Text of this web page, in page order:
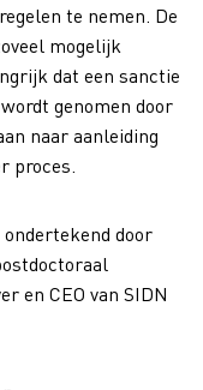
te nemen. De
mogelijk
dat een sanctie
genomen door
naar aanleiding
proces.
door
en CEO van SIDN